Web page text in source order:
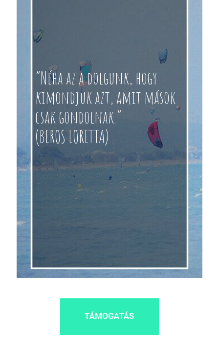
“Néha az a dolgunk, hogy
kimondjuk azt, amit mások
csak gondolnak.”
(BEROS LORETTA)
TÁMOGATÁS